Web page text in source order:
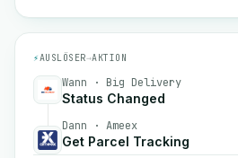
⚡AUSLÖSER→AKTION
Wann · Big Delivery
Status Changed
Dann · Ameex
Get Parcel Tracking